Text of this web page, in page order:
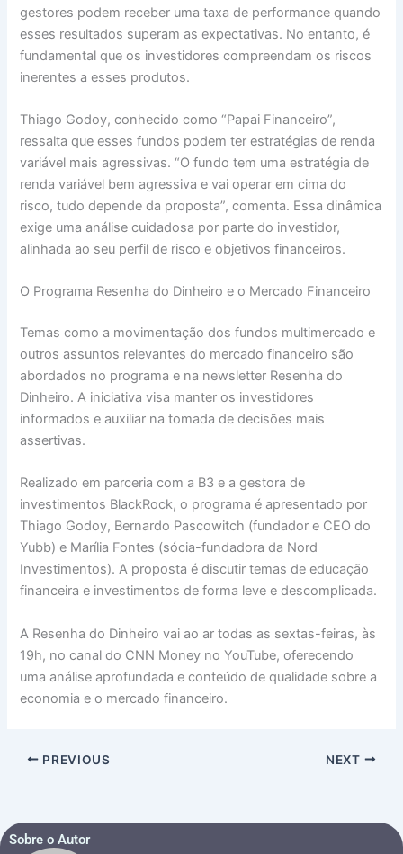
gestores podem receber uma taxa de performance quando
esses resultados superam as expectativas. No entanto, é
fundamental que os investidores compreendam os riscos
inerentes a esses produtos.
Thiago Godoy, conhecido como “Papai Financeiro”,
ressalta que esses fundos podem ter estratégias de renda
variável mais agressivas. “O fundo tem uma estratégia de
renda variável bem agressiva e vai operar em cima do
risco, tudo depende da proposta”, comenta. Essa dinâmica
exige uma análise cuidadosa por parte do investidor,
alinhada ao seu perfil de risco e objetivos financeiros.
O Programa Resenha do Dinheiro e o Mercado Financeiro
Temas como a movimentação dos fundos multimercado e
outros assuntos relevantes do mercado financeiro são
abordados no programa e na newsletter Resenha do
Dinheiro. A iniciativa visa manter os investidores
informados e auxiliar na tomada de decisões mais
assertivas.
Realizado em parceria com a B3 e a gestora de
investimentos BlackRock, o programa é apresentado por
Thiago Godoy, Bernardo Pascowitch (fundador e CEO do
Yubb) e Marília Fontes (sócia-fundadora da Nord
Investimentos). A proposta é discutir temas de educação
financeira e investimentos de forma leve e descomplicada.
A Resenha do Dinheiro vai ao ar todas as sextas-feiras, às
19h, no canal do CNN Money no YouTube, oferecendo
uma análise aprofundada e conteúdo de qualidade sobre a
economia e o mercado financeiro.
PREVIOUS NEXT
Sobre o Autor